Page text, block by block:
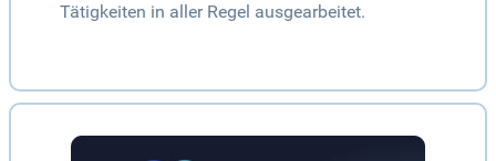
Tätigkeiten in aller Regel ausgearbeitet.